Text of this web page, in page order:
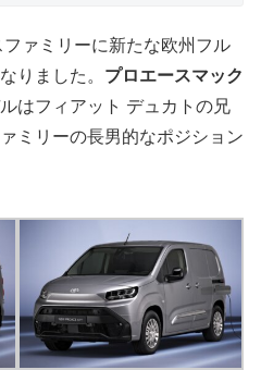
ァミリーに新たな欧州フル
りました。 プロエースマック
はフィアット デュカトの兄
ミリーの長男的なポジション